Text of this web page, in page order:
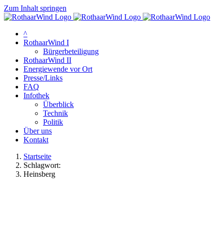
Zum Inhalt springen
^
RothaarWind I
Bürgerbeteiligung
RothaarWind II
Energiewende vor Ort
Presse/Links
FAQ
Infothek
Überblick
Technik
Politik
Über uns
Kontakt
Startseite
Schlagwort:
Heinsberg